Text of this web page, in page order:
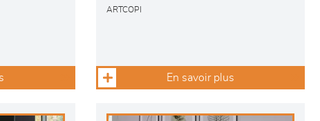
ARTCOPI
En savoir plus